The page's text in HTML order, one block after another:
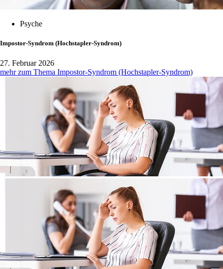
Psyche
Impostor-Syndrom (Hochstapler-Syndrom)
27. Februar 2026
mehr zum Thema Impostor-Syndrom (Hochstapler-Syndrom)